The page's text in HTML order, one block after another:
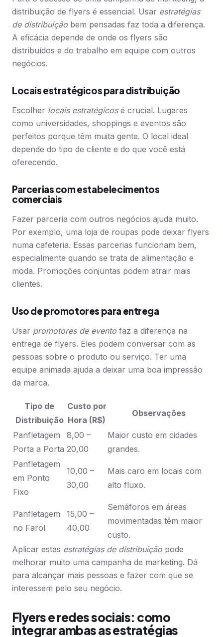
distribuição de flyers é essencial. Usar estratégias
de distribuição bem pensadas faz toda a diferença.
A eficácia depende de onde os flyers são
distribuídos e do trabalho em equipe com outros
negócios.
Locais estratégicos para distribuição
Escolher locais estratégicosé crucial. Lugares
como universidades, shoppings e eventos são
perfeitos porque têm muita gente. O local ideal
depende do tipo de cliente e do que você está
oferecendo.
Parcerias com estabelecimentos
comerciais
Fazer parceria com outros negócios ajuda muito.
Por exemplo, uma loja de roupas pode deixar flyers
numa cafeteria. Essas parcerias funcionam bem,
especialmente quando se trata de alimentação e
moda. Promoções conjuntas podem atrair mais
clientes.
Uso de promotores para entrega
Usar promotores de evento faz a diferença na
entrega de flyers. Eles podem conversar com as
pessoas sobre o produto ou serviço. Ter uma
equipe animada ajuda a deixar uma boa impressão
da marca.
Tipo de
Distribuição
Custo por
Hora (R$)
Observações
Panfletagem
Porta a Porta
8,00 –
20,00
Maior custo em cidades
grandes.
Panfletagem
em Ponto
Fixo
10,00 –
30,00
Mais caro em locais com
alto fluxo.
Panfletagem
no Farol
15,00 –
40,00
Semáforos em áreas
movimentadas têm maior
custo.
Aplicar estas estratégias de distribuição pode
melhorar muito uma campanha de marketing. Dá
para alcançar mais pessoas e fazer com que se
interessem pelo seu negócio.
Flyers e redes sociais: como
integrar ambas as estratégias